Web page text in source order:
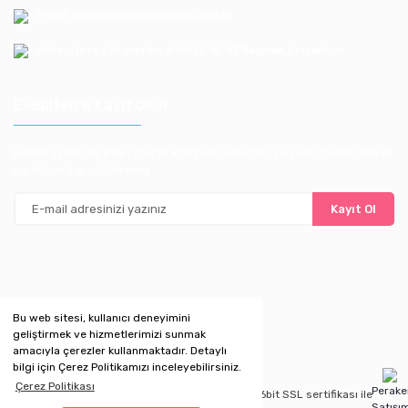
Bu web sitesi, kullanıcı deneyimini
geliştirmek ve hizmetlerimizi sunmak
amacıyla çerezler kullanmaktadır. Detaylı
bilgi için Çerez Politikamızı inceleyebilirsiniz.
Çerez Politikası
Kayıt Ol
Copyright 2020 © Kredi kartı bilgileriniz 256bit SSL sertifikası ile